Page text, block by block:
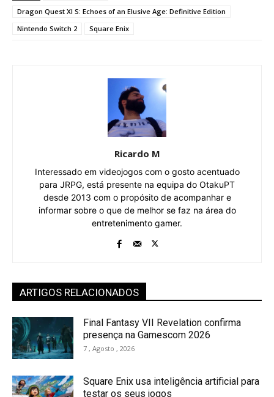
Dragon Quest XI S: Echoes of an Elusive Age: Definitive Edition
Nintendo Switch 2
Square Enix
Ricardo M
Interessado em videojogos com o gosto acentuado
para JRPG, está presente na equipa do OtakuPT
desde 2013 com o propósito de acompanhar e
informar sobre o que de melhor se faz na área do
entretenimento gamer.
ARTIGOS RELACIONADOS
Final Fantasy VII Revelation confirma
presença na Gamescom 2026
7 , Agosto , 2026
Square Enix usa inteligência artificial para
testar os seus jogos